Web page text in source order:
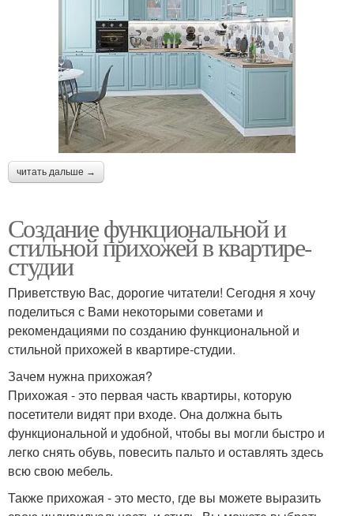
читать дальше →
Создание функциональной и
стильной прихожей в квартире-
студии
Приветствую Вас, дорогие читатели! Сегодня я хочу
поделиться с Вами некоторыми советами и
рекомендациями по созданию функциональной и
стильной прихожей в квартире-студии.
Зачем нужна прихожая?
Прихожая - это первая часть квартиры, которую
посетители видят при входе. Она должна быть
функциональной и удобной, чтобы вы могли быстро и
легко снять обувь, повесить пальто и оставлять здесь
всю свою мебель.
Также прихожая - это место, где вы можете выразить